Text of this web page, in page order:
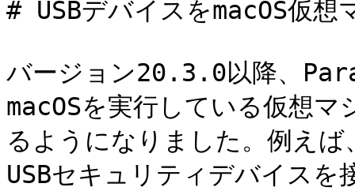
# USBデバイスをmacOS仮想
バージョン20.3.0以降、
macOSを実行している仮想
るようになりました。例えば
USBセキュリティデバイス